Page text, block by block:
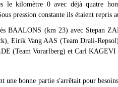
le kilomètre 0 avec déjà quatre
pression constante ils étaient repris
BAALONS (km 23) avec Stepan
Eirik Vang AAS (Team Drali-
(Team Vorarlberg) et Carl
une bonne partie s'arrêtait pour